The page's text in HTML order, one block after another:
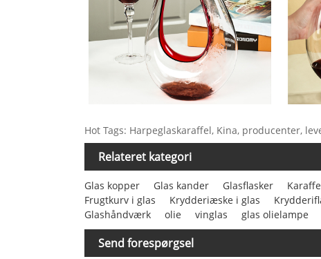
Hot Tags: Harpeglaskaraffel, Kina, producenter,
Relateret kategori
Glas kopper Glas kander Glasflasker
Frugtkurv i glas
Krydderiæske i glas
Glashåndværk
olie vinglas glas olielampe
Send forespørgsel